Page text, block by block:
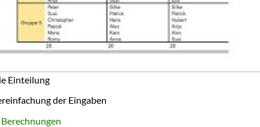
Einteilung
der Eingaben
Berechnungen